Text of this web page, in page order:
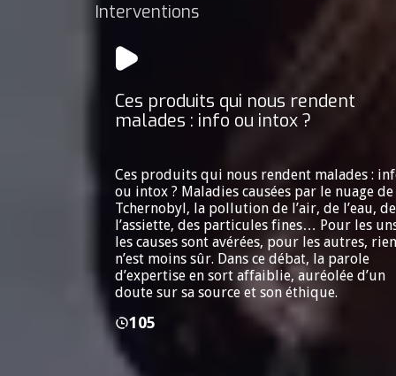
Interventions
Ces produits qui nous rendent
malades : info ou intox ?
Ces produits qui nous rendent malades :
ou intox ? Maladies causées par le nuage de
Tchernobyl, la pollution de l’air, de l’eau, de
l’assiette, des particules fines… Pour les
les causes sont avérées, pour les autres, rien
n’est moins sûr. Dans ce débat, la parole
d’expertise en sort affaiblie, auréolée d’un
doute sur sa source et son éthique.
105